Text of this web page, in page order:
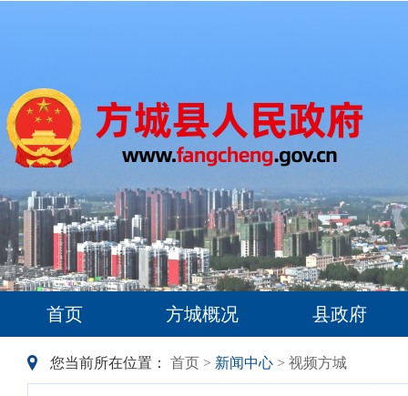
首页 方城概况 县政府
您当前所在位置： 首页 > 新闻中心 > 视频方城